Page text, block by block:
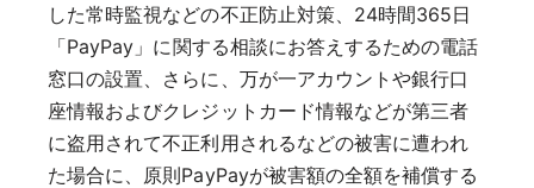
した常時監視などの不正防止対策、24時間365日
「PayPay」に関する相談にお答えするための電話
窓口の設置、さらに、万が一アカウントや銀行口
座情報およびクレジットカード情報などが第三者
に盗用されて不正利用されるなどの被害に遭われ
た場合に、原則PayPayが被害額の全額を補償する